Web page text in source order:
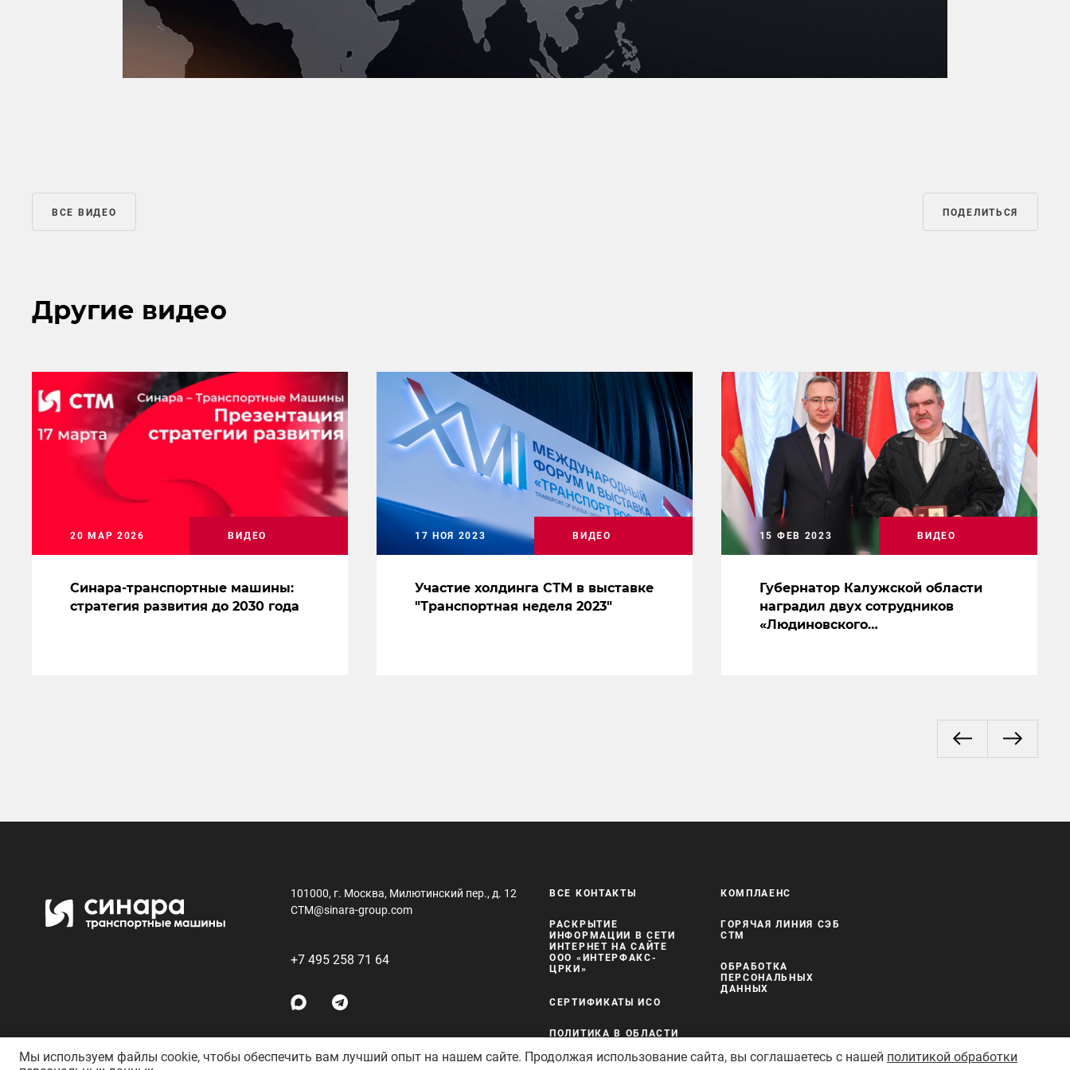
Mute Settings
ВСЕ ВИДЕО ПОДЕЛИТЬСЯ
Другие видео
Синара-транспортные машины:
стратегия развития до 2030 года
20 МАР 2026 ВИДЕО
Участие холдинга СТМ в выставке
"Транспортная неделя 2023"
17 НОЯ 2023 ВИДЕО
Губернатор Калужской области
наградил двух сотрудников
«Людиновского
15 ФЕВ 2023 ВИДЕО
101000, г. Москва, Милютинский пер., д. 12
CTM@sinara-group.com
+7 495 258 71 64
ВСЕ КОНТАКТЫ
РАСКРЫТИЕ
ИНФОРМАЦИИ В СЕТИ
ИНТЕРНЕТ НА САЙТЕ
ООО «ИНТЕРФАКС-
ЦРКИ»
СЕРТИФИКАТЫ ИСО
ПОЛИТИКА В ОБЛАСТИ
БЕЗОПАСНОСТИ
КОМПЛАЕНС
ГОРЯЧАЯ ЛИНИЯ СЭБ
СТМ
ОБРАБОТКА
ПЕРСОНАЛЬНЫХ
ДАННЫХ
Мы используем файлы cookie, чтобы обеспечить вам лучший опыт на нашем сайте. Продолжая использование сайта, вы соглашаетесь с нашей политикой обработки